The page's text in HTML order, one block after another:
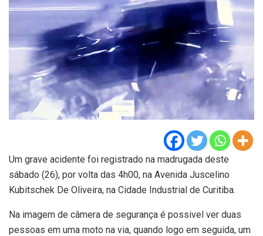
Um grave acidente foi registrado na madrugada deste
sábado (26), por volta das 4h00, na Avenida Juscelino
Kubitschek De Oliveira, na Cidade Industrial de Curitiba.
Na imagem de câmera de segurança é possivel ver duas
pessoas em uma moto na via, quando logo em seguida, um